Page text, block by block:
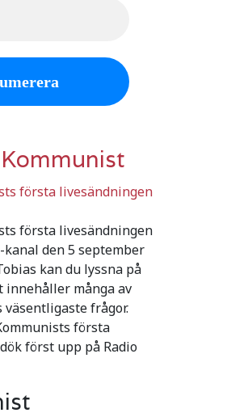
första livesändningen
första livesändningen
kanal den 5 september
kan du lyssna på
innehåller många av
frågor.
första
först upp på Radio